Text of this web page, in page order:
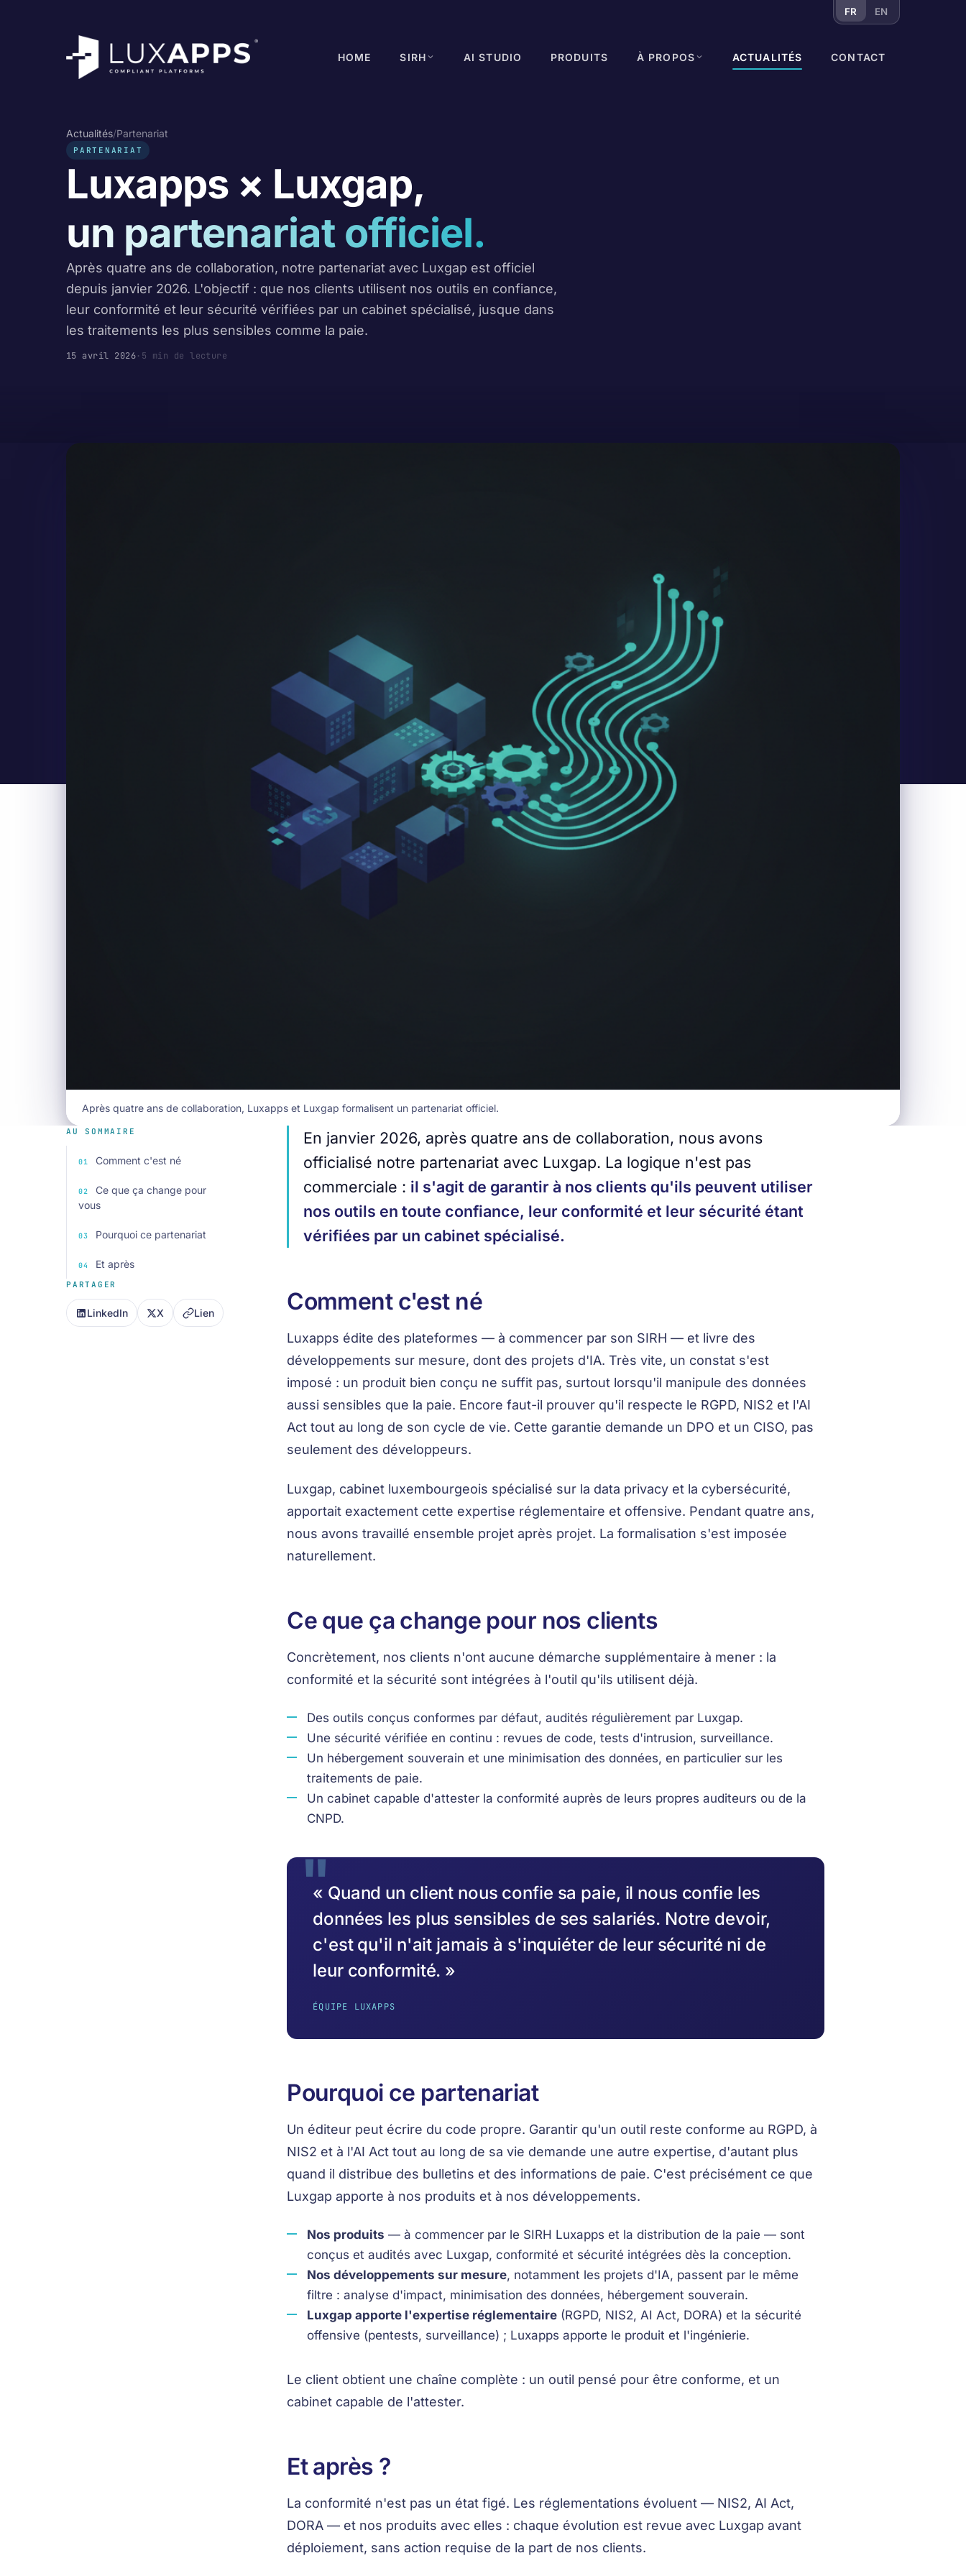
FR EN
HOME SIRH AI STUDIO PRODUITS À PROPOS ACTUALITÉS CONTACT
Actualités/Partenariat
PARTENARIAT
Luxapps × Luxgap,
un partenariat officiel.
Après quatre ans de collaboration, notre partenariat avec Luxgap est officiel
depuis janvier 2026. L'objectif : que nos clients utilisent nos outils en confiance,
leur conformité et leur sécurité vérifiées par un cabinet spécialisé, jusque dans
les traitements les plus sensibles comme la paie.
15 avril 2026· 5 min de lecture
Après quatre ans de collaboration, Luxapps et Luxgap formalisent un partenariat officiel.
AU SOMMAIRE
Comment c'est né
Ce que ça change pour
vous
Pourquoi ce partenariat
Et après
PARTAGER
LinkedIn X Lien
En janvier 2026, après quatre ans de collaboration, nous avons
officialisé notre partenariat avec Luxgap. La logique n'est pas
commerciale : il s'agit de garantir à nos clients qu'ils peuvent utiliser
nos outils en toute confiance, leur conformité et leur sécurité étant
vérifiées par un cabinet spécialisé.
Comment c'est né
Luxapps édite des plateformes — à commencer par son SIRH — et livre des
développements sur mesure, dont des projets d'IA. Très vite, un constat s'est
imposé : un produit bien conçu ne suffit pas, surtout lorsqu'il manipule des données
aussi sensibles que la paie. Encore faut-il prouver qu'il respecte le RGPD, NIS2 et l'AI
Act tout au long de son cycle de vie. Cette garantie demande un DPO et un CISO, pas
seulement des développeurs.
Luxgap, cabinet luxembourgeois spécialisé sur la data privacy et la cybersécurité,
apportait exactement cette expertise réglementaire et offensive. Pendant quatre ans,
nous avons travaillé ensemble projet après projet. La formalisation s'est imposée
naturellement.
Ce que ça change pour nos clients
Concrètement, nos clients n'ont aucune démarche supplémentaire à mener : la
conformité et la sécurité sont intégrées à l'outil qu'ils utilisent déjà.
Des outils conçus conformes par défaut, audités régulièrement par Luxgap.
Une sécurité vérifiée en continu : revues de code, tests d'intrusion, surveillance.
Un hébergement souverain et une minimisation des données, en particulier sur les
traitements de paie.
Un cabinet capable d'attester la conformité auprès de leurs propres auditeurs ou de la
CNPD.
« Quand un client nous confie sa paie, il nous confie les
données les plus sensibles de ses salariés. Notre devoir,
c'est qu'il n'ait jamais à s'inquiéter de leur sécurité ni de
leur conformité. »
ÉQUIPE LUXAPPS
Pourquoi ce partenariat
Un éditeur peut écrire du code propre. Garantir qu'un outil reste conforme au RGPD, à
NIS2 et à l'AI Act tout au long de sa vie demande une autre expertise, d'autant plus
quand il distribue des bulletins et des informations de paie. C'est précisément ce que
Luxgap apporte à nos produits et à nos développements.
Nos produits — à commencer par le SIRH Luxapps et la distribution de la paie — sont
conçus et audités avec Luxgap, conformité et sécurité intégrées dès la conception.
Nos développements sur mesure, notamment les projets d'IA, passent par le même
filtre : analyse d'impact, minimisation des données, hébergement souverain.
Luxgap apporte l'expertise réglementaire (RGPD, NIS2, AI Act, DORA) et la sécurité
offensive (pentests, surveillance) ; Luxapps apporte le produit et l'ingénierie.
Le client obtient une chaîne complète : un outil pensé pour être conforme, et un
cabinet capable de l'attester.
Et après ?
La conformité n'est pas un état figé. Les réglementations évoluent — NIS2, AI Act,
DORA — et nos produits avec elles : chaque évolution est revue avec Luxgap avant
déploiement, sans action requise de la part de nos clients.